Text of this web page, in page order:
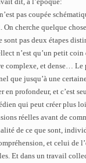
dit, à l’époque:
pas coupée
cherche quelque
pas deux étapes
n’est qu’un petit coin
complexe, et dense…
que jusqu’à une
en profondeur, et c’est
qui peut créer plus
réelles avant de
de ce que sont,
et celui de
Et dans un travail